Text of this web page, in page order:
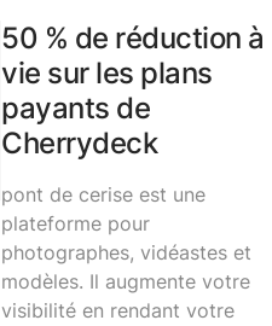
50 % de réduction à
vie sur les plans
payants de
Cherrydeck
pont de cerise est une
plateforme pour
photographes, vidéastes et
modèles. Il augmente votre
visibilité en rendant votre